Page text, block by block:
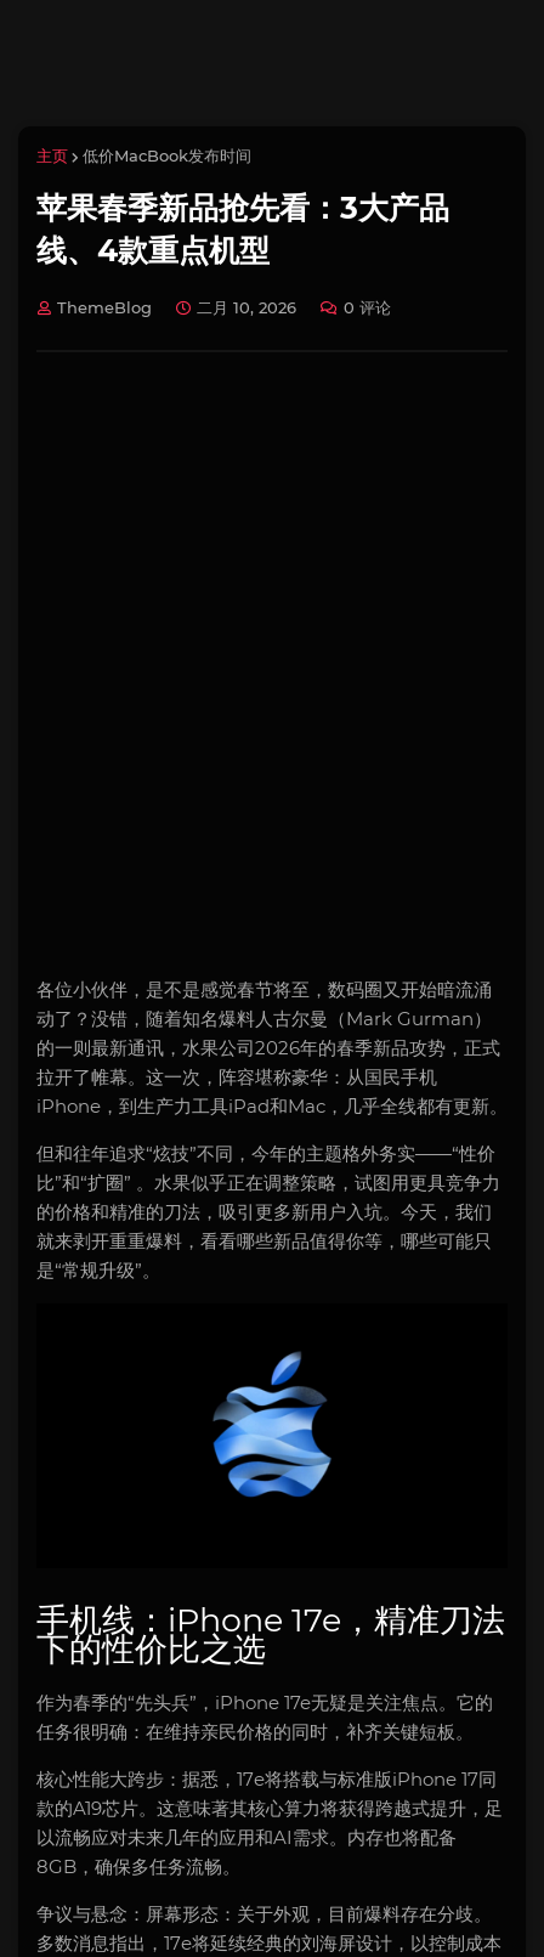
主页 低价MacBook发布时间
苹果春季新品抢先看：3大产品
线、4款重点机型
ThemeBlog 二月 10, 2026 0 评论
各位小伙伴，是不是感觉春节将至，数码圈又开始暗流涌
动了？没错，随着知名爆料人古尔曼（Mark Gurman）
的一则最新通讯，水果公司2026年的春季新品攻势，正式
拉开了帷幕。这一次，阵容堪称豪华：从国民手机
iPhone，到生产力工具iPad和Mac，几乎全线都有更新。
但和往年追求“炫技”不同，今年的主题格外务实——“性价
比”和“扩圈” 。水果似乎正在调整策略，试图用更具竞争力
的价格和精准的刀法，吸引更多新用户入坑。今天，我们
就来剥开重重爆料，看看哪些新品值得你等，哪些可能只
是“常规升级”。
手机线：iPhone 17e，精准刀法
下的性价比之选
作为春季的“先头兵”，iPhone 17e无疑是关注焦点。它的
任务很明确：在维持亲民价格的同时，补齐关键短板。
核心性能大跨步：据悉，17e将搭载与标准版iPhone 17同
款的A19芯片。这意味著其核心算力将获得跨越式提升，足
以流畅应对未来几年的应用和AI需求。内存也将配备
8GB，确保多任务流畅。
争议与悬念：屏幕形态：关于外观，目前爆料存在分歧。
多数消息指出，17e将延续经典的刘海屏设计，以控制成本